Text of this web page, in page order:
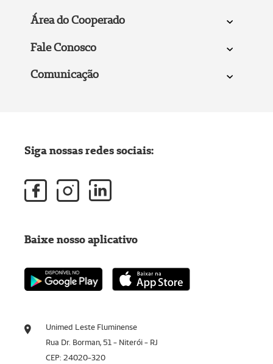
Área do Cooperado
Fale Conosco
Comunicação
Unimed Leste Fluminense
Rua Dr. Borman, 51 - Niterói - RJ
CEP: 24020-320
Siga nossas redes sociais:
Baixe nosso aplicativo